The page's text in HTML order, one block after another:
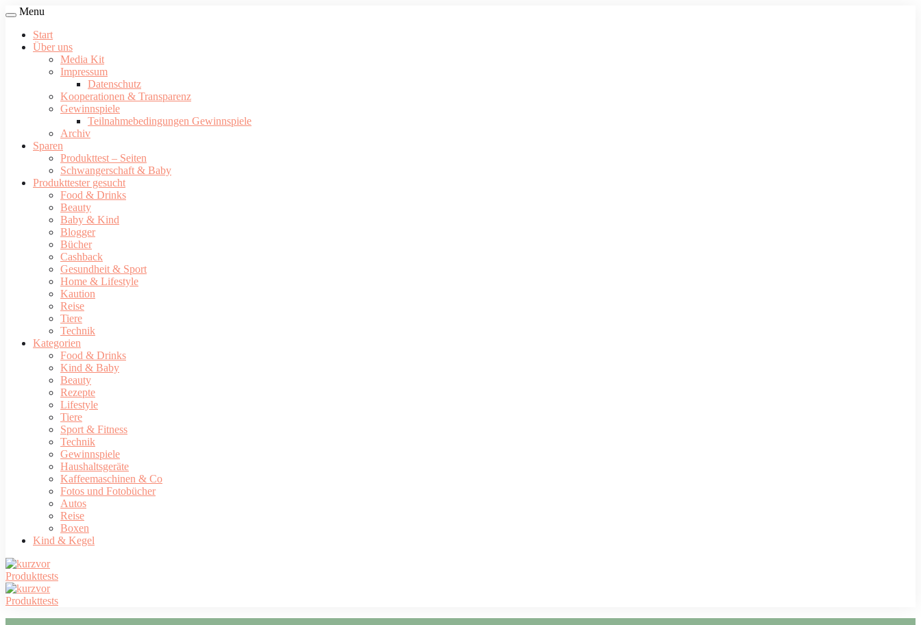
Menu
Start
Über uns
Media Kit
Impressum
Datenschutz
Kooperationen & Transparenz
Gewinnspiele
Teilnahmebedingungen Gewinnspiele
Archiv
Sparen
Produkttest – Seiten
Schwangerschaft & Baby
Produkttester gesucht
Food & Drinks
Beauty
Baby & Kind
Blogger
Bücher
Cashback
Gesundheit & Sport
Home & Lifestyle
Kaution
Reise
Tiere
Technik
Kategorien
Food & Drinks
Kind & Baby
Beauty
Rezepte
Lifestyle
Tiere
Sport & Fitness
Technik
Gewinnspiele
Haushaltsgeräte
Kaffeemaschinen & Co
Fotos und Fotobücher
Autos
Reise
Boxen
Kind & Kegel